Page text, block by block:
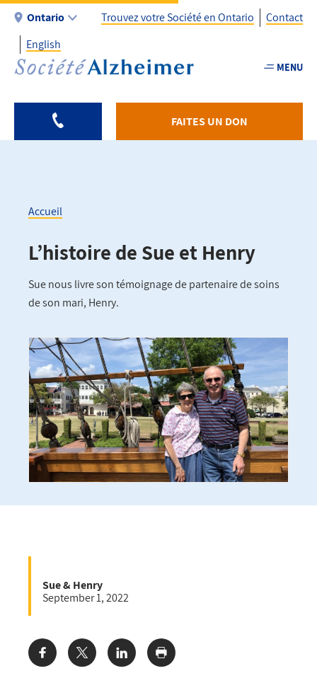
Aller
contenu
principal
Ontario
Utility
-
Fr
ON
Trouvez votre Société en Ontario
Contact
English
MENU
FAITES UN DON
Fil
d'Ariane
Accueil
L’histoire de Sue et Henry
Sue nous livre son témoignage de partenaire de soins
de son mari, Henry.
Sue & Henry
September 1, 2022
Share: